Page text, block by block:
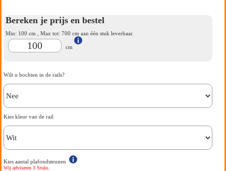
Bereken je prijs en bestel
Min: 100 cm , Max tot: 700 cm aan één stuk leverbaar.
cm
Wilt u bochten in de rails?
Kies kleur van de rail
Kies aantal plafondsteunen
Wij adviseren 3 Stuks.